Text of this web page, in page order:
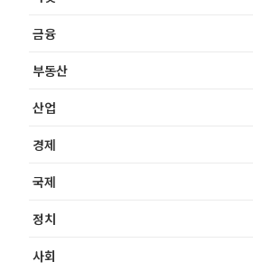
금융
부동산
산업
경제
국제
정치
사회